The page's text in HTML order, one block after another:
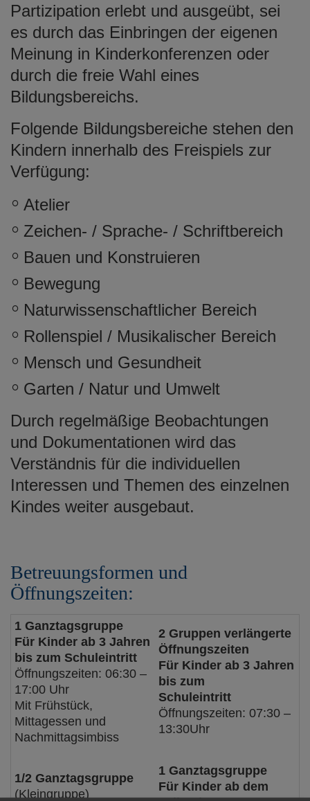
Partizipation erlebt und ausgeübt, sei
es durch das Einbringen der eigenen
Meinung in Kinderkonferenzen oder
durch die freie Wahl eines
Bildungsbereichs.
Folgende Bildungsbereiche stehen den
Kindern innerhalb des Freispiels zur
Verfügung:
Atelier
Zeichen- / Sprache- / Schriftbereich
Bauen und Konstruieren
Bewegung
Naturwissenschaftlicher Bereich
Rollenspiel / Musikalischer Bereich
Mensch und Gesundheit
Garten / Natur und Umwelt
Durch regelmäßige Beobachtungen
und Dokumentationen wird das
Verständnis für die individuellen
Interessen und Themen des einzelnen
Kindes weiter ausgebaut.
Betreuungsformen und
Öffnungszeiten:
1 Ganztagsgruppe
Für Kinder ab 3 Jahren
bis zum Schuleintritt
Öffnungszeiten: 06:30 –
17:00 Uhr
Mit Frühstück,
Mittagessen und
Nachmittagsimbiss
2 Gruppen verlängerte
Öffnungszeiten
Für Kinder ab 3 Jahren
bis zum
Schuleintritt
Öffnungszeiten: 07:30 –
13:30Uhr
1/2 Ganztagsgruppe
(Kleingruppe)
1 Ganztagsgruppe
Für Kinder ab dem